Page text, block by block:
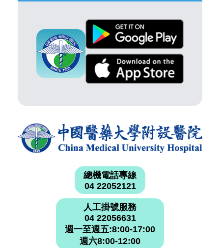
總機電話專線
04 22052121
人工掛號服務
04 22056631
週一至週五:8:00-17:00
週六8:00-12:00